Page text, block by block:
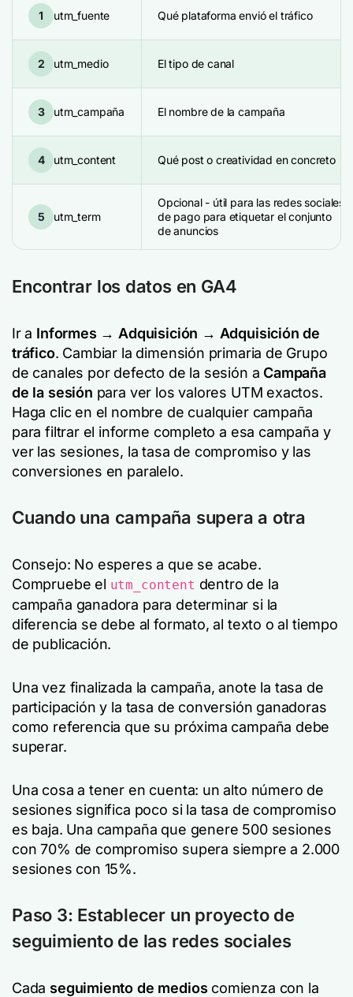
1 utm_fuente Qué plataforma envió el tráfico
2 utm_medio El tipo de canal
3 utm_campaña El nombre de la campaña
4 utm_content Qué post o creatividad en concreto
5 utm_term
Opcional - útil para las redes sociales
de pago para etiquetar el conjunto
de anuncios
Encontrar los datos en GA4
Ir a Informes → Adquisición → Adquisición de
tráfico. Cambiar la dimensión primaria de Grupo
de canales por defecto de la sesión a Campaña
de la sesión para ver los valores UTM exactos.
Haga clic en el nombre de cualquier campaña
para filtrar el informe completo a esa campaña y
ver las sesiones, la tasa de compromiso y las
conversiones en paralelo.
Cuando una campaña supera a otra
Consejo: No esperes a que se acabe.
Compruebe el utm_content dentro de la
campaña ganadora para determinar si la
diferencia se debe al formato, al texto o al tiempo
de publicación.
Una vez finalizada la campaña, anote la tasa de
participación y la tasa de conversión ganadoras
como referencia que su próxima campaña debe
superar.
Una cosa a tener en cuenta: un alto número de
sesiones significa poco si la tasa de compromiso
es baja. Una campaña que genere 500 sesiones
con 70% de compromiso supera siempre a 2.000
sesiones con 15%.
Paso 3: Establecer un proyecto de
seguimiento de las redes sociales
Cada seguimiento de medios comienza con la